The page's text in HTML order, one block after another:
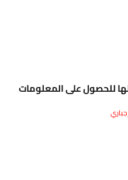
للحصول على المعلومات